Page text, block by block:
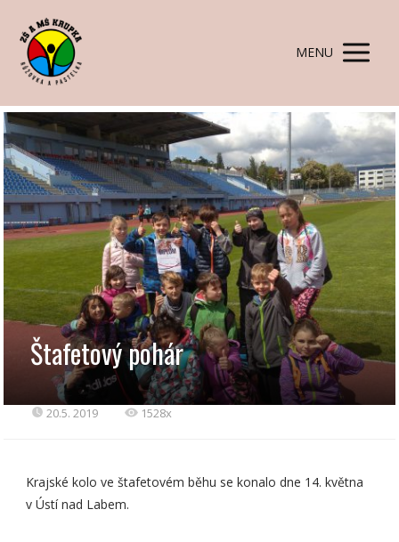
MENU
Štafetový pohár
20.5. 2019 1528x
Krajské kolo ve štafetovém běhu se konalo dne 14. května
v Ústí nad Labem.